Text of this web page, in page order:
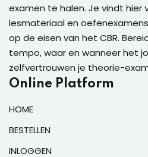
examen te halen. Je vindt
lesmateriaal en
op de eisen van het CBR.
tempo, waar en wanneer het
zelfvertrouwen je theorie-
Online Platform
HOME
BESTELLEN
INLOGGEN